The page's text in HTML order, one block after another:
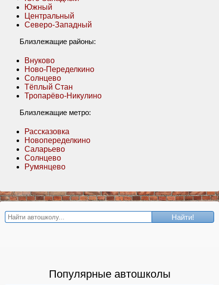
Южный
Центральный
Северо-Западный
Близлежащие районы:
Внуково
Ново-Переделкино
Солнцево
Тёплый Стан
Тропарёво-Никулино
Близлежащие метро:
Рассказовка
Новопеределкино
Саларьево
Солнцево
Румянцево
Найти!
Популярные автошколы